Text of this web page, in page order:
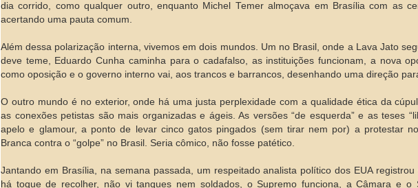
dia corrido, como qualquer outro, enquanto Michel Temer almoçava em Brasília com as
acertando uma pauta comum.
Além dessa polarização interna, vivemos em dois mundos. Um no Brasil, onde a Lava Jato
deve teme, Eduardo Cunha caminha para o cadafalso, as instituições funcionam, a nova
como oposição e o governo interno vai, aos trancos e barrancos, desenhando uma direção
O outro mundo é no exterior, onde há uma justa perplexidade com a qualidade ética da
as conexões petistas são mais organizadas e ágeis. As versões “de esquerda” e as teses
apelo e glamour, a ponto de levar cinco gatos pingados (sem tirar nem por) a protestar
Branca contra o “golpe” no Brasil. Seria cômico, não fosse patético.
Jantando em Brasília, na semana passada, um respeitado analista político dos EUA registrou
há toque de recolher, não vi tanques nem soldados, o Supremo funciona, a Câmara e o